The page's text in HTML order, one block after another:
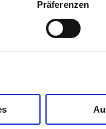
diese
Präferenzen